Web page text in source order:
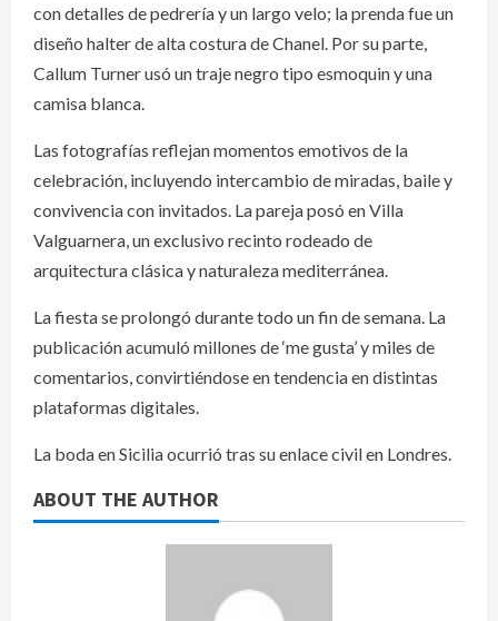
con detalles de pedrería y un largo velo; la prenda fue un
diseño halter de alta costura de Chanel. Por su parte,
Callum Turner usó un traje negro tipo esmoquin y una
camisa blanca.
Las fotografías reflejan momentos emotivos de la
celebración, incluyendo intercambio de miradas, baile y
convivencia con invitados. La pareja posó en Villa
Valguarnera, un exclusivo recinto rodeado de
arquitectura clásica y naturaleza mediterránea.
La fiesta se prolongó durante todo un fin de semana. La
publicación acumuló millones de ‘me gusta’ y miles de
comentarios, convirtiéndose en tendencia en distintas
plataformas digitales.
La boda en Sicilia ocurrió tras su enlace civil en Londres.
ABOUT THE AUTHOR